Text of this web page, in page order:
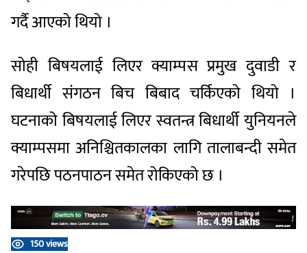
गर्दै आएको थियो ।
सोही बिषयलाई लिएर क्याम्पस प्रमुख दुवाडी र
बिधार्थी संगठन बिच बिबाद चर्किएको थियो ।
घटनाको बिषयलाई लिएर स्वतन्त्र बिधार्थी युनियनले
क्याम्पसमा अनिश्चितकालका लागि तालाबन्दी समेत
गरेपछि पठनपाठन समेत रोकिएको छ ।
150 views